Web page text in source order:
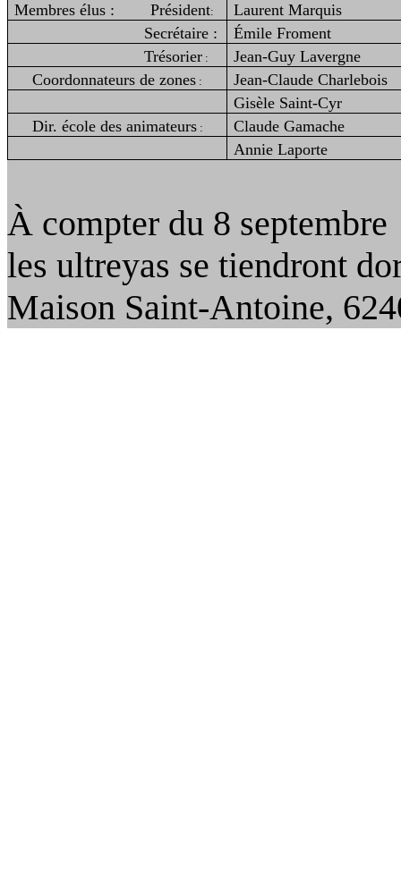
Membres élus :
Président:
Laurent Marquis
Secrétaire :
Émile Froment
Trésorier :
Jean-Guy Lavergne
Coordonnateurs de zones :
Jean-Claude Charlebois
Gisèle Saint-Cyr
Dir. école des animateurs :
Claude Gamache
Annie Laporte
À compter du 8
les ultreyas se tiendront
Maison Saint‑Antoine,